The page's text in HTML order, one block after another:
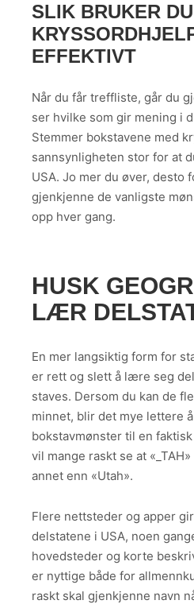
SLIK BRUKER DU
EFFEKTIVT
Når du får treffliste, går du
ser hvilke som gir mening i
Stemmer bokstavene med
sannsynligheten stor for at
USA. Jo mer du øver, desto
gjenkjenne de vanligste
opp hver gang.
HUSK
LÆR
En mer langsiktig form for
er rett og slett å lære seg
staves. Dersom du kan de
minnet, blir det mye lettere
bokstavmønster til en
vil mange raskt se at
annet enn «Utah».
Flere nettsteder og apper
delstatene i USA, noen
hovedsteder og korte
er nyttige både for
raskt skal gjenkjenne navn